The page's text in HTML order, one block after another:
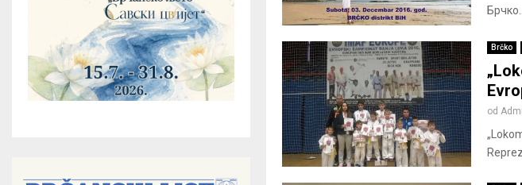
Brčko
od